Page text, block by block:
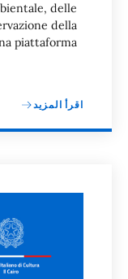
delle
della
piattaforma […]
اقرأ المزيد